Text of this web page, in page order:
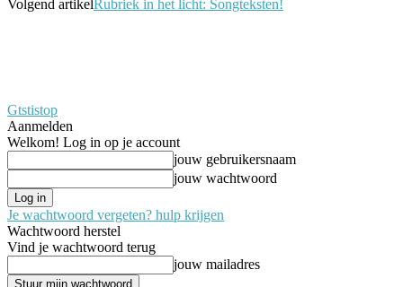
Volgend artikelRubriek in het licht: Songteksten!
Gtstistop
Aanmelden
Welkom! Log in op je account
jouw gebruikersnaam
jouw wachtwoord
Je wachtwoord vergeten? hulp krijgen
Wachtwoord herstel
Vind je wachtwoord terug
jouw mailadres